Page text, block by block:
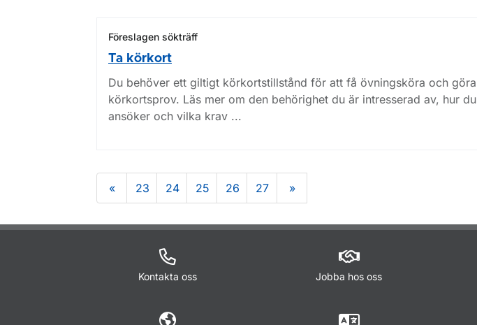
Föreslagen sökträff
Ta körkort
Du behöver ett giltigt körkortstillstånd för att få övningsköra och göra
körkortsprov. Läs mer om den behörighet du är intresserad av, hur du
ansöker och vilka krav ...
« 23 24 25 26 27 »
Om sidan
Kontakta oss Jobba hos oss